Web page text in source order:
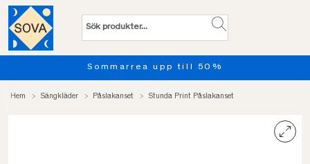
Sommarrea upp till 50%
Hem Sängkläder Påslakanset Stunda Print Påslakanset